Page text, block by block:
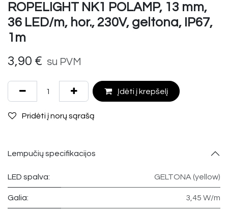
ROPELIGHT NK1 POLAMP, 13 mm,
36 LED/m, hor., 230V, geltona, IP67,
1m
3,90 € su PVM
Įdėti į krepšelį
Pridėti į norų sąrašą
Lempučių specifikacijos
LED spalva: GELTONA (yellow)
Galia: 3,45 W/m